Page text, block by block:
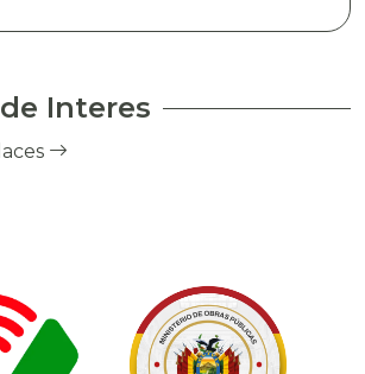
a través del debito
Interes